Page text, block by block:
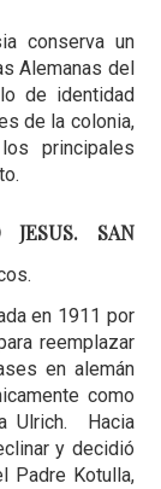
conserva un
Alemanas del
de identidad
de la colonia,
principales
JESUS. SAN
en 1911 por
reemplazar
en alemán
como
Ulrich. Hacia
y decidió
Padre Kotulla,